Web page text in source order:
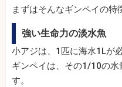
まずはそんなギンペイの特
強い生命力の淡水魚
小アジは、1匹に海水1Lが
ギンペイは、その1/10の
す。